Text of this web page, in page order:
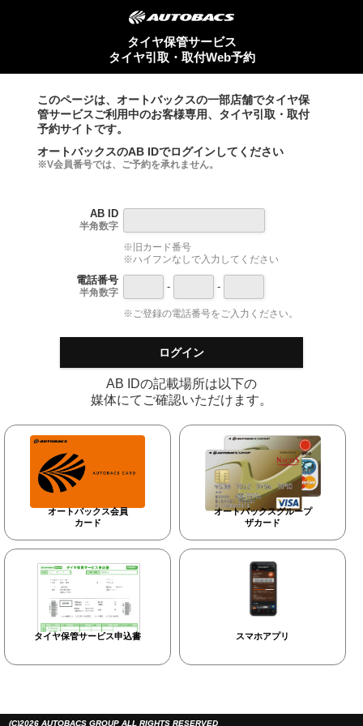
タイヤ保管サービス
タイヤ引取・取付Web予約
このページは、オートバックスの一部店舗でタイヤ保
管サービスご利用中のお客様専用、タイヤ引取・取付
予約サイトです。
オートバックスのAB IDでログインしてください
※V会員番号では、ご予約を承れません。
AB ID
半角数字
※旧カード番号
※ハイフンなしで入力してください
電話番号
半角数字 - -
※ご登録の電話番号をご入力ください。
ログイン
AB IDの記載場所は以下の
媒体にてご確認いただけます。
オートバックス会員
カード
オートバックスグループ
ザカード
タイヤ保管サービス申込書 スマホアプリ
(C)2026 AUTOBACS GROUP ALL RIGHTS RESERVED